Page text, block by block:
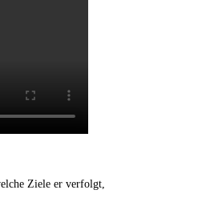
Ziele er verfolgt,